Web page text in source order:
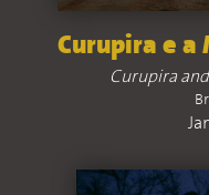
Curupira e a
Curupira